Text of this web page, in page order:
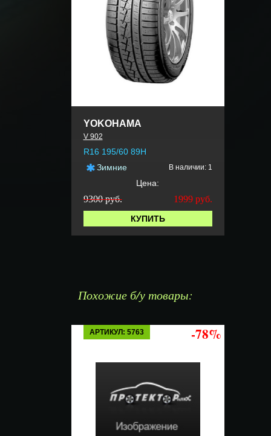
YOKOHAMA
V 902
R16 195/60 89H
Зимние
В наличии: 1
Цена:
9300 руб. 1999 руб.
КУПИТЬ
Похожие б/у товары:
АРТИКУЛ: 5763 -78%